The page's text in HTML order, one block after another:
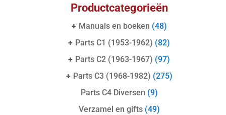
Productcategorieën
+ Manuals en boeken (48)
+ Parts C1 (1953-1962) (82)
+ Parts C2 (1963-1967) (97)
+ Parts C3 (1968-1982) (275)
Parts C4 Diversen (9)
Verzamel en gifts (49)